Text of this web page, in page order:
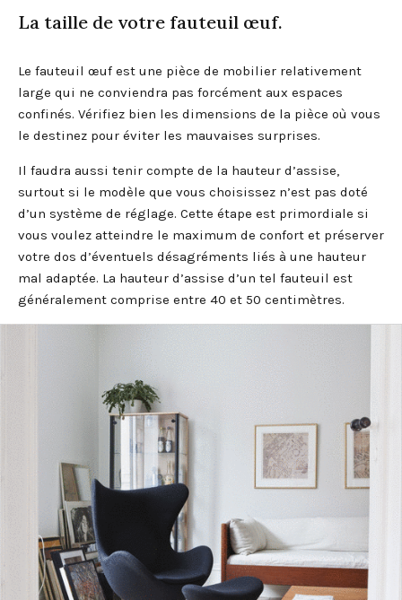
La taille de votre fauteuil œuf.
Le fauteuil œuf est une pièce de mobilier relativement
large qui ne conviendra pas forcément aux espaces
confinés. Vérifiez bien les dimensions de la pièce où vous
le destinez pour éviter les mauvaises surprises.
Il faudra aussi tenir compte de la hauteur d’assise,
surtout si le modèle que vous choisissez n’est pas doté
d’un système de réglage. Cette étape est primordiale si
vous voulez atteindre le maximum de confort et préserver
votre dos d’éventuels désagréments liés à une hauteur
mal adaptée. La hauteur d’assise d’un tel fauteuil est
généralement comprise entre 40 et 50 centimètres.